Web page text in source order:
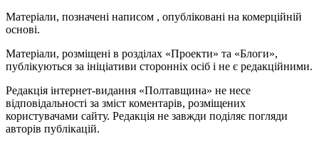
Матеріали, позначені написом , опубліковані на комерційній
основі.
Матеріали, розміщені в розділах «Проекти» та «Блоги»,
публікуються за ініціативи сторонніх осіб і не є редакційними.
Редакція інтернет-видання «Полтавщина» не несе
відповідальності за зміст коментарів, розміщених
користувачами сайту. Редакція не завжди поділяє погляди
авторів публікацій.